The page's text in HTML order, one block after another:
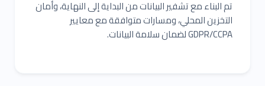
تم البناء مع تشفير البيانات من البداية إلى النهاية، وأمان
التخزين المحلي، ومسارات متوافقة مع معايير
GDPR/CCPA لضمان سلامة البيانات.